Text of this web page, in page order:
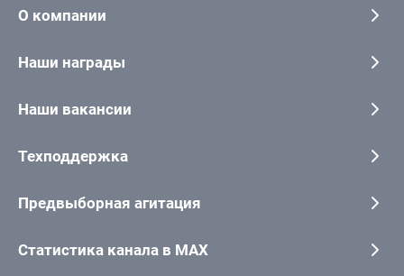
О компании
Наши награды
Наши вакансии
Техподдержка
Предвыборная агитация
Статистика канала в MAX